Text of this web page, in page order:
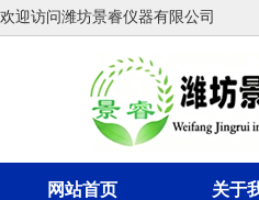
欢迎访问潍坊景睿仪器有限公司
网站首页 关于